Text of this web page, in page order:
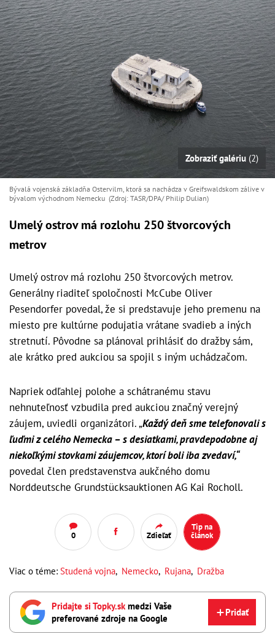
Zobraziť galériu (2)
Bývalá vojenská základňa Ostervilm, ktorá sa nachádza v Greifswaldskom zálive v
bývalom východnom Nemecku (Zdroj: TASR/DPA/ Philip Dulian)
Umelý ostrov má rozlohu 250 štvorcových
metrov
Umelý ostrov má rozlohu 250 štvorcových metrov.
Generálny riaditeľ spoločnosti McCube Oliver
Pesendorfer povedal, že si predstavuje jeho premenu na
miesto pre kultúrne podujatia vrátane svadieb a iných
stretnutí. Pôvodne sa plánoval prihlásiť do dražby sám,
ale krátko pred aukciou sa spojil s iným uchádzačom.
Napriek odľahlej polohe a schátranému stavu
nehnuteľnosť vzbudila pred aukciou značný verejný
záujem, uviedli organizátori. „Každý deň sme telefonovali s
ľuďmi z celého Nemecka – s desiatkami, pravdepodobne aj
niekoľkými stovkami záujemcov, ktorí boli iba zvedaví,“
povedal člen predstavenstva aukčného domu
Norddeutsche Grundstücksauktionen AG Kai Rocholl.
0 Zdieľať
Tip na
článok
Viac o téme: Studená vojna, Nemecko, Rujana, Dražba
Pridajte si Topky.sk medzi Vaše
preferované zdroje na Google
Pridať